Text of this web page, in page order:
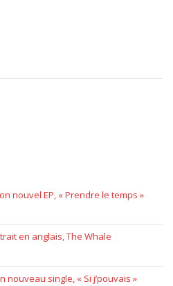
nouvel EP, « Prendre le temps »
en anglais, The Whale
nouveau single, « Si j’pouvais »